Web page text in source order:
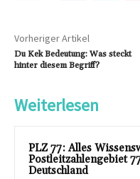
Vorheriger Artikel
Du Kek Bedeutung: Was steckt
hinter diesem Begriff?
Weiterlesen
PLZ 77: Alles
Postleitzahlengebiet
Deutschland